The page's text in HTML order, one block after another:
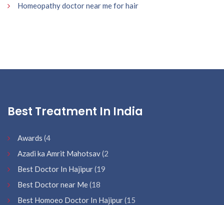
Homeopathy doctor near me for hair
Best Treatment In India
Awards (4
Azadi ka Amrit Mahotsav(2
Best Doctor In Hajipur(19
Best Doctor near Me(18
Best Homoeo Doctor In Hajipur(15